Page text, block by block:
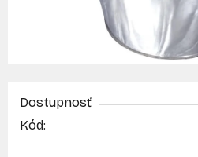
Dostupnosť
Kód: